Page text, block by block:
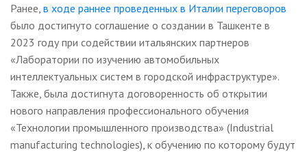
Ранее, в ходе раннее проведенных в Италии переговоров
было достигнуто соглашение о создании в Ташкенте в
2023 году при содействии итальянских партнеров
«Лаборатории по изучению автомобильных
интеллектуальных систем в городской инфраструктуре».
Также, была достигнута договоренность об открытии
нового направления профессионального обучения
«Технологии промышленного производства» (Industrial
manufacturing technologies), к обучению по которому будут